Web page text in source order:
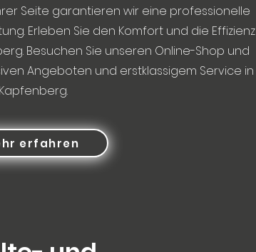
Seite garantieren wir eine professionelle
Erleben Sie den Komfort und die Effizienz
Besuchen Sie unseren Online-Shop und
Angeboten und erstklassigem Service in
Kapfenberg.
erfahren